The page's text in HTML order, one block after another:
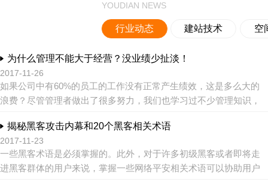
YOUDIAN NEWS
行业动态 建站技术 空
为什么管理不能大于经营？没业绩少扯淡！
2017-11-26
如果公司中有60%的员工的工作没有正常产生绩效，这是多么大的
浪费？尽管管理者做出了很多努力，我们也学习过不少管理知识，
了哪里？ ...
揭秘黑客攻击内幕和20个黑客相关术语
2017-11-23
一些黑客术语是必须掌握的。此外，对于许多初级黑客或者即将走
进黑客群体的用户来说，掌握一些网络平安相关术语可以协助用户